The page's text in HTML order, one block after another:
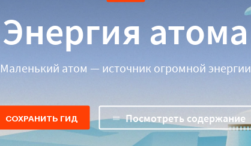
Энергия атома
Маленький атом — источник огромной энергии
СОХРАНИТЬ ГИД Посмотреть содержание